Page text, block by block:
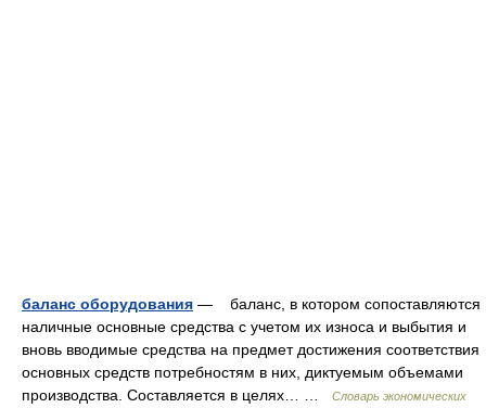
баланс оборудования — баланс, в котором сопоставляются
наличные основные средства с учетом их износа и выбытия и
вновь вводимые средства на предмет достижения соответствия
основных средств потребностям в них, диктуемым объемами
производства. Составляется в целях… …
Словарь экономических